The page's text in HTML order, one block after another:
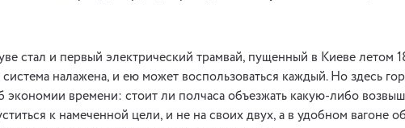
стал и первый электрический трамвай, пущенный в Киеве летом
система налажена, и ею может воспользоваться каждый. Но здесь
экономии времени: стоит ли полчаса объезжать какую-либо
к намеченной цели, и не на своих двух, а в удобном вагоне